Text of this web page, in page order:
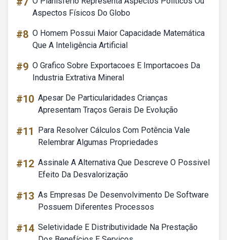
Aspectos Físicos Do Globo
#8 O Homem Possui Maior Capacidade Matemática
Que A Inteligência Artificial
#9 O Grafico Sobre Exportacoes E Importacoes Da
Industria Extrativa Mineral
#10 Apesar De Particularidades Crianças
Apresentam Traços Gerais De Evolução
#11
Para Resolver Cálculos Com Potência Vale
Relembrar Algumas Propriedades
#12 Assinale A Alternativa Que Descreve O Possivel
Efeito Da Desvalorização
#13 As Empresas De Desenvolvimento De Software
Possuem Diferentes Processos
#14 Seletividade E Distributividade Na Prestação